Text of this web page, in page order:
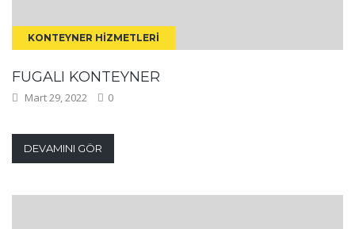
KONTEYNER HIZMETLERI
FUGALI KONTEYNER
Mart 29, 2022 0
DEVAMINI GÖR